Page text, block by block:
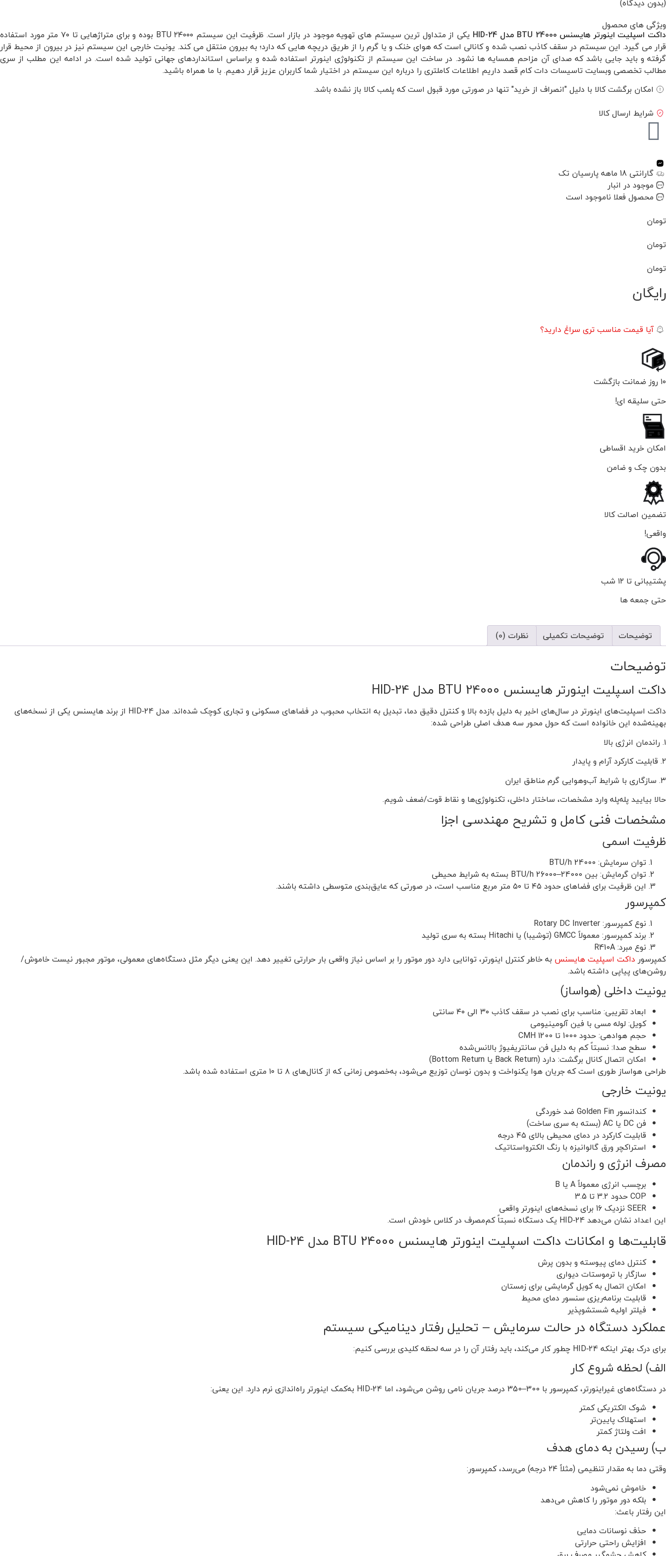
(بدون دیدگاه)
ویژگی های محصول
داکت اسپلیت اینورتر هایسنس 24000 BTU مدل HID-24
یکی از متداول ترین سیستم های تهویه موجود در بازار است. ظرفیت این سیستم ۲۴۰۰۰ BTU بوده و برای متراژهایی تا ۷۰ متر مورد استفاده
قرار می گیرد. این سیستم در سقف کاذب نصب شده و کانالی است که هوای خنک و یا گرم را از طریق دریچه هایی که دارد؛ به بیرون منتقل می کند. یونیت خارجی این سیستم نیز در بیرون از محیط قرار
گرفته و باید جایی باشد که صدای آن مزاحم همسایه ها نشود. در ساخت این سیستم از تکنولوژی اینورتر استفاده شده و براساس استانداردهای جهانی تولید شده است. در ادامه این مطلب از سری
مطالب تخصصی وبسایت تاسیسات دات کام قصد داریم اطلاعات کاملتری را درباره این سیستم در اختیار شما کاربران عزیز قرار دهیم. با ما همراه باشید.
امکان برگشت کالا با دلیل "انصراف از خرید" تنها در صورتی مورد قبول است که پلمب کالا باز نشده باشد.
شرایط ارسال کالا
گارانتی 18 ماهه پارسیان تک
موجود در انبار
محصول فعلا ناموجود است
تومان
تومان
تومان
رایگان
آیا قیمت مناسب تری سراغ دارید؟
۱۰ روز ضمانت بازگشت
حتی سلیقه ای!
امکان خرید اقساطی
بدون چک و ضامن
تضمین اصالت کالا
واقعی!
پشتیبانی تا ۱۲ شب
حتی جمعه ها
توضیحات توضیحات تکمیلی نظرات (0)
توضیحات
داکت اسپلیت اینورتر هایسنس 24000 BTU مدل HID-24
داکت اسپلیت‌های اینورتر در سال‌های اخیر به دلیل بازده بالا و کنترل دقیق دما، تبدیل به انتخاب محبوب در فضاهای مسکونی و تجاری کوچک شده‌اند. مدل HID‑24 از برند هایسنس یکی از نسخه‌های
بهینه‌شده این خانواده است که حول محور سه هدف اصلی طراحی شده:
۱. راندمان انرژی بالا
۲. قابلیت کارکرد آرام و پایدار
۳. سازگاری با شرایط آب‌وهوایی گرم مناطق ایران
حالا بیایید پله‌پله وارد مشخصات، ساختار داخلی، تکنولوژی‌ها و نقاط قوت/ضعف شویم.
مشخصات فنی کامل و تشریح مهندسی اجزا
ظرفیت اسمی
توان سرمایش: 24000 BTU/h
توان گرمایش: بین 24000–26000 BTU/h بسته به شرایط محیطی
این ظرفیت برای فضاهای حدود ۴۵ تا ۵۰ متر مربع مناسب است، در صورتی که عایق‌بندی متوسطی داشته باشند.
کمپرسور
نوع کمپرسور: Rotary DC Inverter
برند کمپرسور: معمولاً GMCC (توشیبا) یا Hitachi بسته به سری تولید
نوع مبرد: R410A
کمپرسور داکت اسپلیت هایسنس به خاطر کنترل اینورتر، توانایی دارد دور موتور را بر اساس نیاز واقعی بار حرارتی تغییر دهد. این یعنی دیگر مثل دستگاه‌های معمولی، موتور مجبور نیست خاموش/
روشن‌های پیاپی داشته باشد.
یونیت داخلی (هواساز)
ابعاد تقریبی: مناسب برای نصب در سقف کاذب ۳۰ الی ۴۰ سانتی
کویل: لوله مسی با فین آلومینیومی
حجم هوادهی: حدود 1000 تا 1200 CMH
سطح صدا: نسبتاً کم به دلیل فن سانتریفیوژ بالانس‌شده
امکان اتصال کانال برگشت: دارد (Back Return یا Bottom Return)
طراحی هواساز طوری است که جریان هوا یکنواخت و بدون نوسان توزیع می‌شود، به‌خصوص زمانی که از کانال‌های ۸ تا ۱۰ متری استفاده شده باشد.
یونیت خارجی
کندانسور Golden Fin ضد خوردگی
فن DC یا AC (بسته به سری ساخت)
قابلیت کارکرد در دمای محیطی بالای ۴۵ درجه
استراکچر ورق گالوانیزه با رنگ الکترواستاتیک
مصرف انرژی و راندمان
برچسب انرژی معمولاً A یا B
COP حدود 3.2 تا 3.5
SEER نزدیک 16 برای نسخه‌های اینورتر واقعی
این اعداد نشان می‌دهد HID‑24 یک دستگاه نسبتاً کم‌مصرف در کلاس خودش است.
قابلیت‌ها و امکانات داکت اسپلیت اینورتر هایسنس 24000 BTU مدل HID-24
کنترل دمای پیوسته و بدون پرش
سازگار با ترموستات دیواری
امکان اتصال به کویل گرمایشی برای زمستان
قابلیت برنامه‌ریزی سنسور دمای محیط
فیلتر اولیه شستشو‌پذیر
عملکرد دستگاه در حالت سرمایش – تحلیل رفتار دینامیکی سیستم
برای درک بهتر اینکه HID‑24 چطور کار می‌کند، باید رفتار آن را در سه لحظه کلیدی بررسی کنیم:
الف) لحظه شروع کار
در دستگاه‌های غیراینورتر، کمپرسور با 300–350 درصد جریان نامی روشن می‌شود، اما HID‑24 به‌کمک اینورتر راه‌اندازی نرم دارد. این یعنی:
شوک الکتریکی کمتر
استهلاک پایین‌تر
افت ولتاژ کمتر
ب) رسیدن به دمای هدف
وقتی دما به مقدار تنظیمی (مثلاً ۲۴ درجه) می‌رسد، کمپرسور:
خاموش نمی‌شود
بلکه دور موتور را کاهش می‌دهد
این رفتار باعث:
حذف نوسانات دمایی
افزایش راحتی حرارتی